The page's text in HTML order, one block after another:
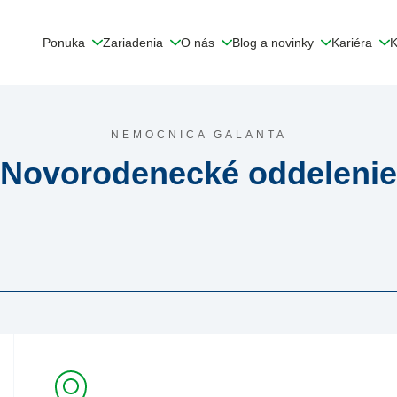
Ponuka Zariadenia O nás Blog a novinky Kariéra
NEMOCNICA GALANTA
Novorodenecké oddelenie